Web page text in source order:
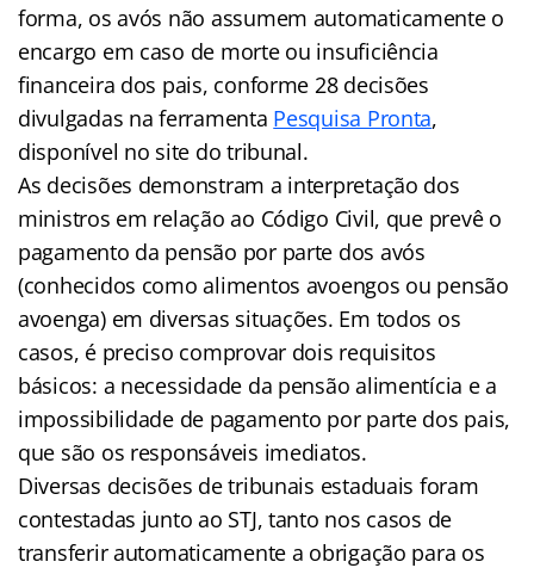
forma, os avós não assumem automaticamente o
encargo em caso de morte ou insuficiência
financeira dos pais, conforme 28 decisões
divulgadas na ferramenta Pesquisa Pronta,
disponível no site do tribunal.
As decisões demonstram a interpretação dos
ministros em relação ao Código Civil, que prevê o
pagamento da pensão por parte dos avós
(conhecidos como alimentos avoengos ou pensão
avoenga) em diversas situações. Em todos os
casos, é preciso comprovar dois requisitos
básicos: a necessidade da pensão alimentícia e a
impossibilidade de pagamento por parte dos pais,
que são os responsáveis imediatos.
Diversas decisões de tribunais estaduais foram
contestadas junto ao STJ, tanto nos casos de
transferir automaticamente a obrigação para os